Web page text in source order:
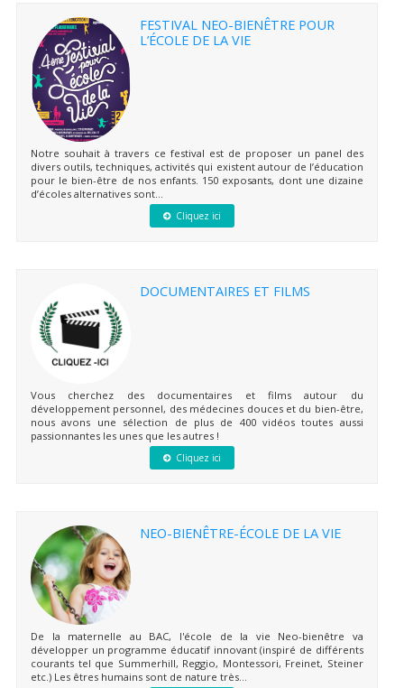
FESTIVAL NEO-BIENÊTRE POUR
L’ÉCOLE DE LA VIE
Notre souhait à travers ce festival est de proposer un panel des
divers outils, techniques, activités qui existent autour de l’éducation
pour le bien-être de nos enfants. 150 exposants, dont une dizaine
d’écoles alternatives sont...
Cliquez ici
DOCUMENTAIRES ET FILMS
Vous cherchez des documentaires et films autour du
développement personnel, des médecines douces et du bien-être,
nous avons une sélection de plus de 400 vidéos toutes aussi
passionnantes les unes que les autres !
Cliquez ici
NEO-BIENÊTRE-ÉCOLE DE LA VIE
De la maternelle au BAC, l'école de la vie Neo-bienêtre va
développer un programme éducatif innovant (inspiré de différents
courants tel que Summerhill, Reggio, Montessori, Freinet, Steiner
etc.) Les êtres humains sont de nature très...